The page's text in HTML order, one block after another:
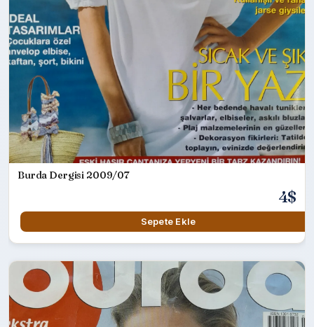
Burda Dergisi 2009/07
4$
Sepete Ekle